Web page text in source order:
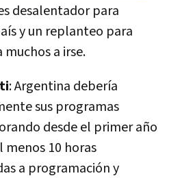
desalentador para
y un replanteo para
a irse.
: Argentina debería
sus programas
desde el primer año
menos 10 horas
a programación y